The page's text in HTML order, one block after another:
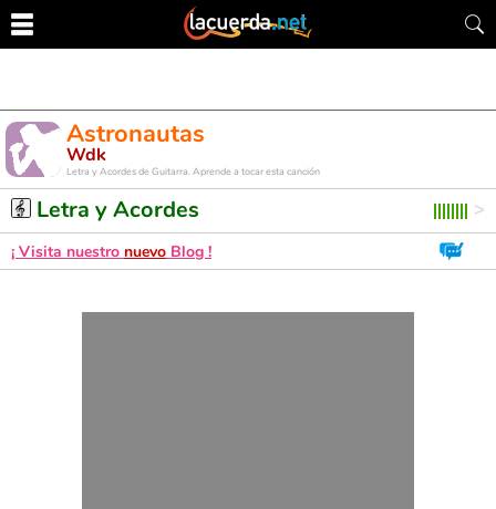
Astronautas
Wdk
Letra y Acordes de Guitarra. Aprende a tocar esta canción
Letra y Acordes
¡ Visita nuestro nuevo Blog !